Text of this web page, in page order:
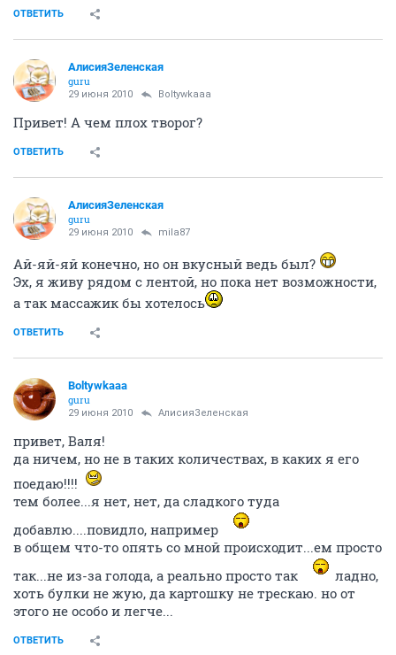
ОТВЕТИТЬ
АлисияЗеленская
guru
29 июня 2010 Boltywkaaa
Привет! А чем плох творог?
ОТВЕТИТЬ
АлисияЗеленская
guru
29 июня 2010 mila87
Ай-яй-яй конечно, но он вкусный ведь был?
Эх, я живу рядом с лентой, но пока нет возможности,
а так массажик бы хотелось
ОТВЕТИТЬ
Boltywkaaa
guru
29 июня 2010 АлисияЗеленская
привет, Валя!
да ничем, но не в таких количествах, в каких я его
поедаю!!!!
тем более...я нет, нет, да сладкого туда
добавлю....повидло, например
в общем что-то опять со мной происходит...ем просто
так...не из-за голода, а реально просто так
ладно,
хоть булки не жую, да картошку не трескаю. но от
этого не особо и легче...
ОТВЕТИТЬ